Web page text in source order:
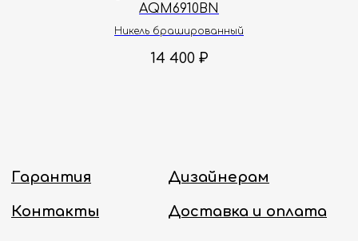
AQM6910BN
Никель брашированный
14 400 ₽
Политика конфиденциальности